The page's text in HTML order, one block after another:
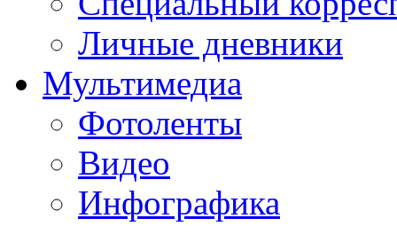
Личные дневники
Мультимедиа
Фотоленты
Видео
Инфографика